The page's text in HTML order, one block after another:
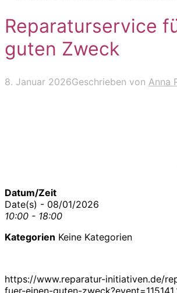
Reparaturservice
guten Zweck
8. Januar 2026Geschrieben von Anna
Datum/Zeit
Date(s) - 08/01/2026
10:00 - 18:00
Kategorien Keine Kategorien
https://www.reparatur-initiativen.de/
fuer-einen-guten-